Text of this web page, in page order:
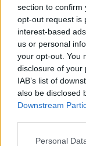
section to confirm
opt-out request is
interest-based
us or personal
your opt-out. You
disclosure of your
IAB’s list of
also be disclosed
Downstream
Personal
Clip vidéo